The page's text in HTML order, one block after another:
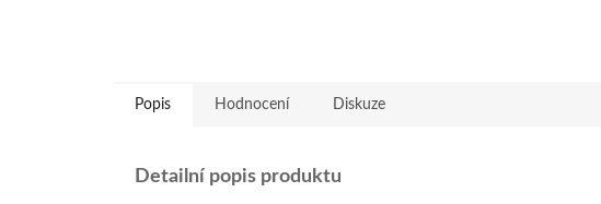
Popis Hodnocení Diskuze
Detailní popis produktu